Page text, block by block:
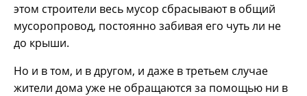
этом строители весь мусор сбрасывают в общий
мусоропровод, постоянно забивая его чуть ли не
до крыши.
Но и в том, и в другом, и даже в третьем случае
жители дома уже не обращаются за помощью ни в